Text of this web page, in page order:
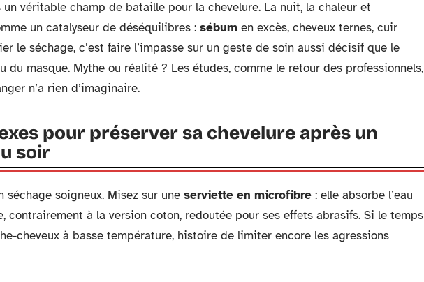
un véritable champ de bataille pour la chevelure. La nuit, la chaleur et
un catalyseur de déséquilibres : sébum en excès, cheveux ternes, cuir
le séchage, c’est faire l’impasse sur un geste de soin aussi décisif que le
du masque. Mythe ou réalité ? Les études, comme le retour des professionnels,
n’a rien d’imaginaire.
pour préserver sa chevelure après un
soir
séchage soigneux. Misez sur une serviette en microfibre : elle absorbe l’eau
contrairement à la version coton, redoutée pour ses effets abrasifs. Si le temps
cheveux à basse température, histoire de limiter encore les agressions